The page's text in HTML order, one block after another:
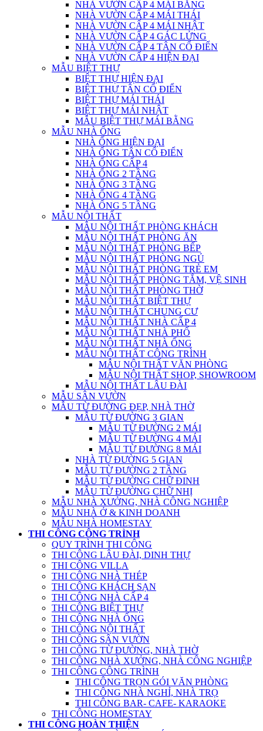
NHÀ VƯỜN CẤP 4 MÁI BẰNG
NHÀ VƯỜN CẤP 4 MÁI THÁI
NHÀ VƯỜN CẤP 4 MÁI NHẬT
NHÀ VƯỜN CẤP 4 GÁC LỬNG
NHÀ VƯỜN CẤP 4 TÂN CỔ ĐIỂN
NHÀ VƯỜN CẤP 4 HIỆN ĐẠI
MẪU BIỆT THỰ
BIỆT THỰ HIỆN ĐẠI
BIỆT THỰ TÂN CỔ ĐIỂN
BIỆT THỰ MÁI THÁI
BIỆT THỰ MÁI NHẬT
MẪU BIỆT THỰ MÁI BẰNG
MẪU NHÀ ỐNG
NHÀ ỐNG HIỆN ĐẠI
NHÀ ỐNG TÂN CỔ ĐIỂN
NHÀ ỐNG CẤP 4
NHÀ ỐNG 2 TẦNG
NHÀ ỐNG 3 TẦNG
NHÀ ỐNG 4 TẦNG
NHÀ ỐNG 5 TẦNG
MẪU NỘI THẤT
MẪU NỘI THẤT PHÒNG KHÁCH
MẪU NỘI THẤT PHÒNG ĂN
MẪU NỘI THẤT PHÒNG BẾP
MẪU NỘI THẤT PHÒNG NGỦ
MẪU NỘI THẤT PHÒNG TRẺ EM
MẪU NỘI THẤT PHÒNG TẮM, VỆ SINH
MẪU NỘI THẤT PHÒNG THỜ
MẪU NỘI THẤT BIỆT THỰ
MẪU NỘI THẤT CHUNG CƯ
MẪU NỘI THẤT NHÀ CẤP 4
MẪU NỘI THẤT NHÀ PHỐ
MẪU NỘI THẤT NHÀ ỐNG
MẪU NỘI THẤT CÔNG TRÌNH
MẪU NỘI THẤT VĂN PHÒNG
MẪU NỘI THẤT SHOP, SHOWROOM
MẪU NỘI THẤT LÂU ĐÀI
MẪU SÂN VƯỜN
MẪU TỪ ĐƯỜNG ĐẸP, NHÀ THỜ
MẪU TỪ ĐƯỜNG 3 GIAN
MẪU TỪ ĐƯỜNG 2 MÁI
MẪU TỪ ĐƯỜNG 4 MÁI
MẪU TỪ ĐƯỜNG 8 MÁI
NHÀ TỪ ĐƯỜNG 5 GIAN
MẪU TỪ ĐƯỜNG 2 TẦNG
MẪU TỪ ĐƯỜNG CHỮ ĐINH
MẪU TỪ ĐƯỜNG CHỮ NHỊ
MẪU NHÀ XƯỞNG, NHÀ CÔNG NGHIỆP
MẪU NHÀ Ở & KINH DOANH
MẪU NHÀ HOMESTAY
THI CÔNG CÔNG TRÌNH
QUY TRÌNH THI CÔNG
THI CÔNG LÂU ĐÀI, DINH THỰ
THI CÔNG VILLA
THI CÔNG NHÀ THÉP
THI CÔNG KHÁCH SẠN
THI CÔNG NHÀ CẤP 4
THI CÔNG BIỆT THỰ
THI CÔNG NHÀ ỐNG
THI CÔNG NỘI THẤT
THI CÔNG SÂN VƯỜN
THI CÔNG TỪ ĐƯỜNG, NHÀ THỜ
THI CÔNG NHÀ XƯỞNG, NHÀ CÔNG NGHIỆP
THI CÔNG CÔNG TRÌNH
THI CÔNG TRỌN GÓI VĂN PHÒNG
THI CÔNG NHÀ NGHỈ, NHÀ TRỌ
THI CÔNG BAR- CAFE- KARAOKE
THI CÔNG HOMESTAY
THI CÔNG HOÀN THIỆN